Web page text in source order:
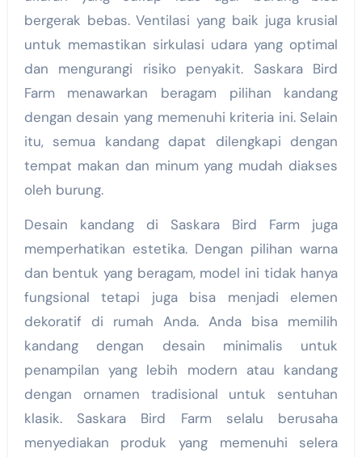
bergerak bebas. Ventilasi yang baik juga krusial
untuk memastikan sirkulasi udara yang optimal
dan mengurangi risiko penyakit. Saskara Bird
Farm menawarkan beragam pilihan kandang
dengan desain yang memenuhi kriteria ini. Selain
itu, semua kandang dapat dilengkapi dengan
tempat makan dan minum yang mudah diakses
oleh burung.
Desain kandang di Saskara Bird Farm juga
memperhatikan estetika. Dengan pilihan warna
dan bentuk yang beragam, model ini tidak hanya
fungsional tetapi juga bisa menjadi elemen
dekoratif di rumah Anda. Anda bisa memilih
kandang dengan desain minimalis untuk
penampilan yang lebih modern atau kandang
dengan ornamen tradisional untuk sentuhan
klasik. Saskara Bird Farm selalu berusaha
menyediakan produk yang memenuhi selera